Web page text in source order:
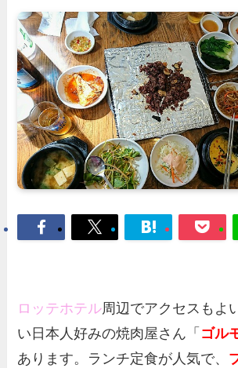
ロッテホテル周辺でアクセスもよ
い日本人好みの焼肉屋さん「 ゴル
あります。ランチ定食が人気で、